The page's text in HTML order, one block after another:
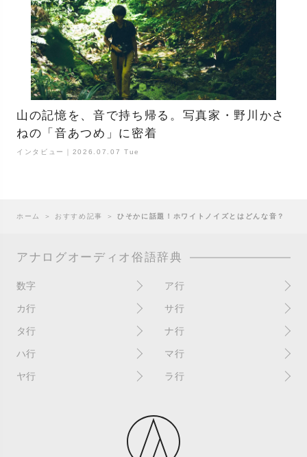
山の記憶を、音で持ち帰る。写真家・野川かさ
ねの「音あつめ」に密着
インタビュー｜2026.07.07 Tue
ホーム ＞ おすすめ記事 ＞ひそかに話題！ホワイトノイズとはどんな音？
アナログオーディオ俗語辞典
数字
10インチ
4チャンネル
ア行
RPM(33,45)
赤盤
アセテート盤
EPアダプター
インシュレーター
インナースリーブ
カ行
書き込み
歌詞記載ジャケット
ガチャ盤
サ行
サイン
CDJ
シールド盤
シュリンク残存
白盤
針圧
タ行
ターンテーブル
ダイナフレックス
ナ行
2枚使い
ン）
ハ行
ハウリング
マ行
マスターテンポ
マトリックス番号
未開封
ミキサー
ヤ行 ラ行
リイシュー / 再発
リミックス